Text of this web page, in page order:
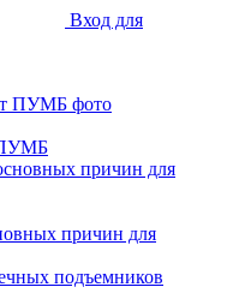
Вход для
ПУМБ
причин для